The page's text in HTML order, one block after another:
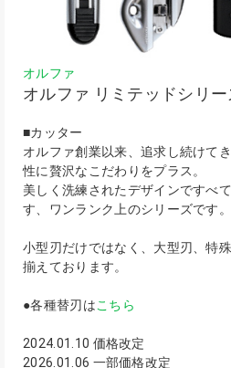
オルファ
オルファ リミテッドシリー
■カッター
オルファ創業以来、追求し続けて
性に贅沢なこだわりをプラス。
美しく洗練されたデザインですべ
す、ワンランク上のシリーズです。
小型刃だけではなく、大型刃、特
揃えております。
●各種替刃はこちら
2024.01.10 価格改定
2026.01.06 一部価格改定